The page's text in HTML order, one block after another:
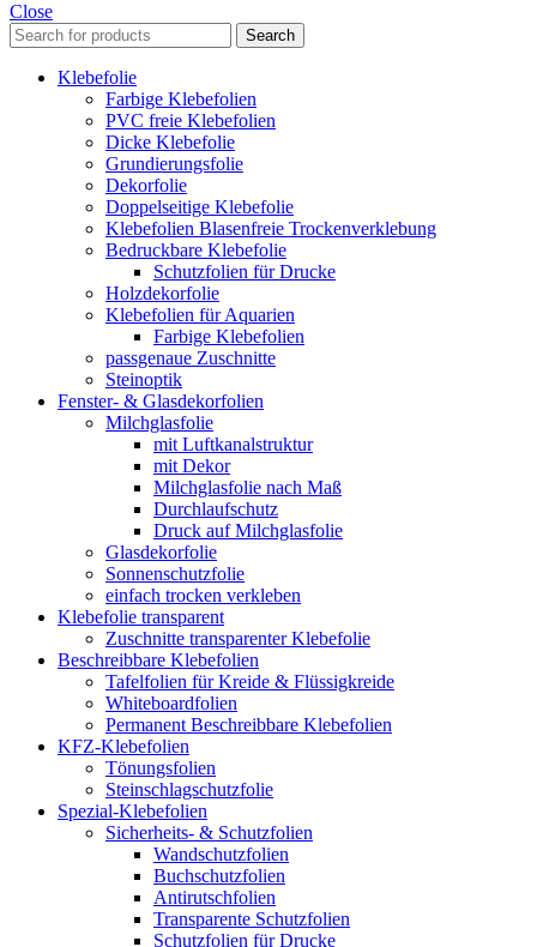
Close
Search
Klebefolie
Farbige Klebefolien
PVC freie Klebefolien
Dicke Klebefolie
Grundierungsfolie
Dekorfolie
Doppelseitige Klebefolie
Klebefolien Blasenfreie Trockenverklebung
Bedruckbare Klebefolie
Schutzfolien für Drucke
Holzdekorfolie
Klebefolien für Aquarien
Farbige Klebefolien
passgenaue Zuschnitte
Steinoptik
Fenster- & Glasdekorfolien
Milchglasfolie
mit Luftkanalstruktur
mit Dekor
Milchglasfolie nach Maß
Durchlaufschutz
Druck auf Milchglasfolie
Glasdekorfolie
Sonnenschutzfolie
einfach trocken verkleben
Klebefolie transparent
Zuschnitte transparenter Klebefolie
Beschreibbare Klebefolien
Tafelfolien für Kreide & Flüssigkreide
Whiteboardfolien
Permanent Beschreibbare Klebefolien
KFZ-Klebefolien
Tönungsfolien
Steinschlagschutzfolie
Spezial-Klebefolien
Sicherheits- & Schutzfolien
Wandschutzfolien
Buchschutzfolien
Antirutschfolien
Transparente Schutzfolien
Schutzfolien für Drucke